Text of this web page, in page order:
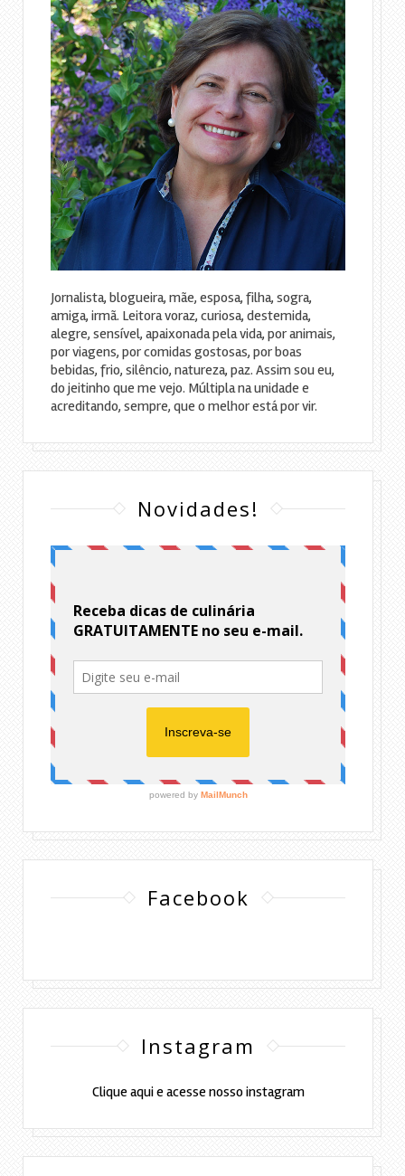
Jornalista, blogueira, mãe, esposa, filha, sogra,
amiga, irmã. Leitora voraz, curiosa, destemida,
alegre, sensível, apaixonada pela vida, por animais,
por viagens, por comidas gostosas, por boas
bebidas, frio, silêncio, natureza, paz. Assim sou eu,
do jeitinho que me vejo. Múltipla na unidade e
acreditando, sempre, que o melhor está por vir.
Novidades!
Facebook
Instagram
Clique aqui e acesse nosso instagram